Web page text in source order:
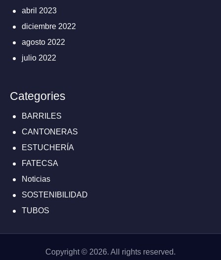
abril 2023
diciembre 2022
agosto 2022
julio 2022
Categories
BARRILES
CANTONERAS
ESTUCHERÍA
FATECSA
Noticias
SOSTENIBILIDAD
TUBOS
Copyright © 2026. All rights reserved.